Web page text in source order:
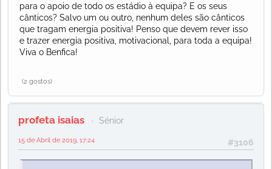
para o apoio de todo os estádio à equipa? E os seus
cânticos? Salvo um ou outro, nenhum deles são cânticos
que tragam energia positiva! Penso que devem rever isso
e trazer energia positiva, motivacional, para toda a equipa!
Viva o Benfica!
(2 gostos)
profeta isaias Sénior
#3106
15 de Abril de 2019, 17:24